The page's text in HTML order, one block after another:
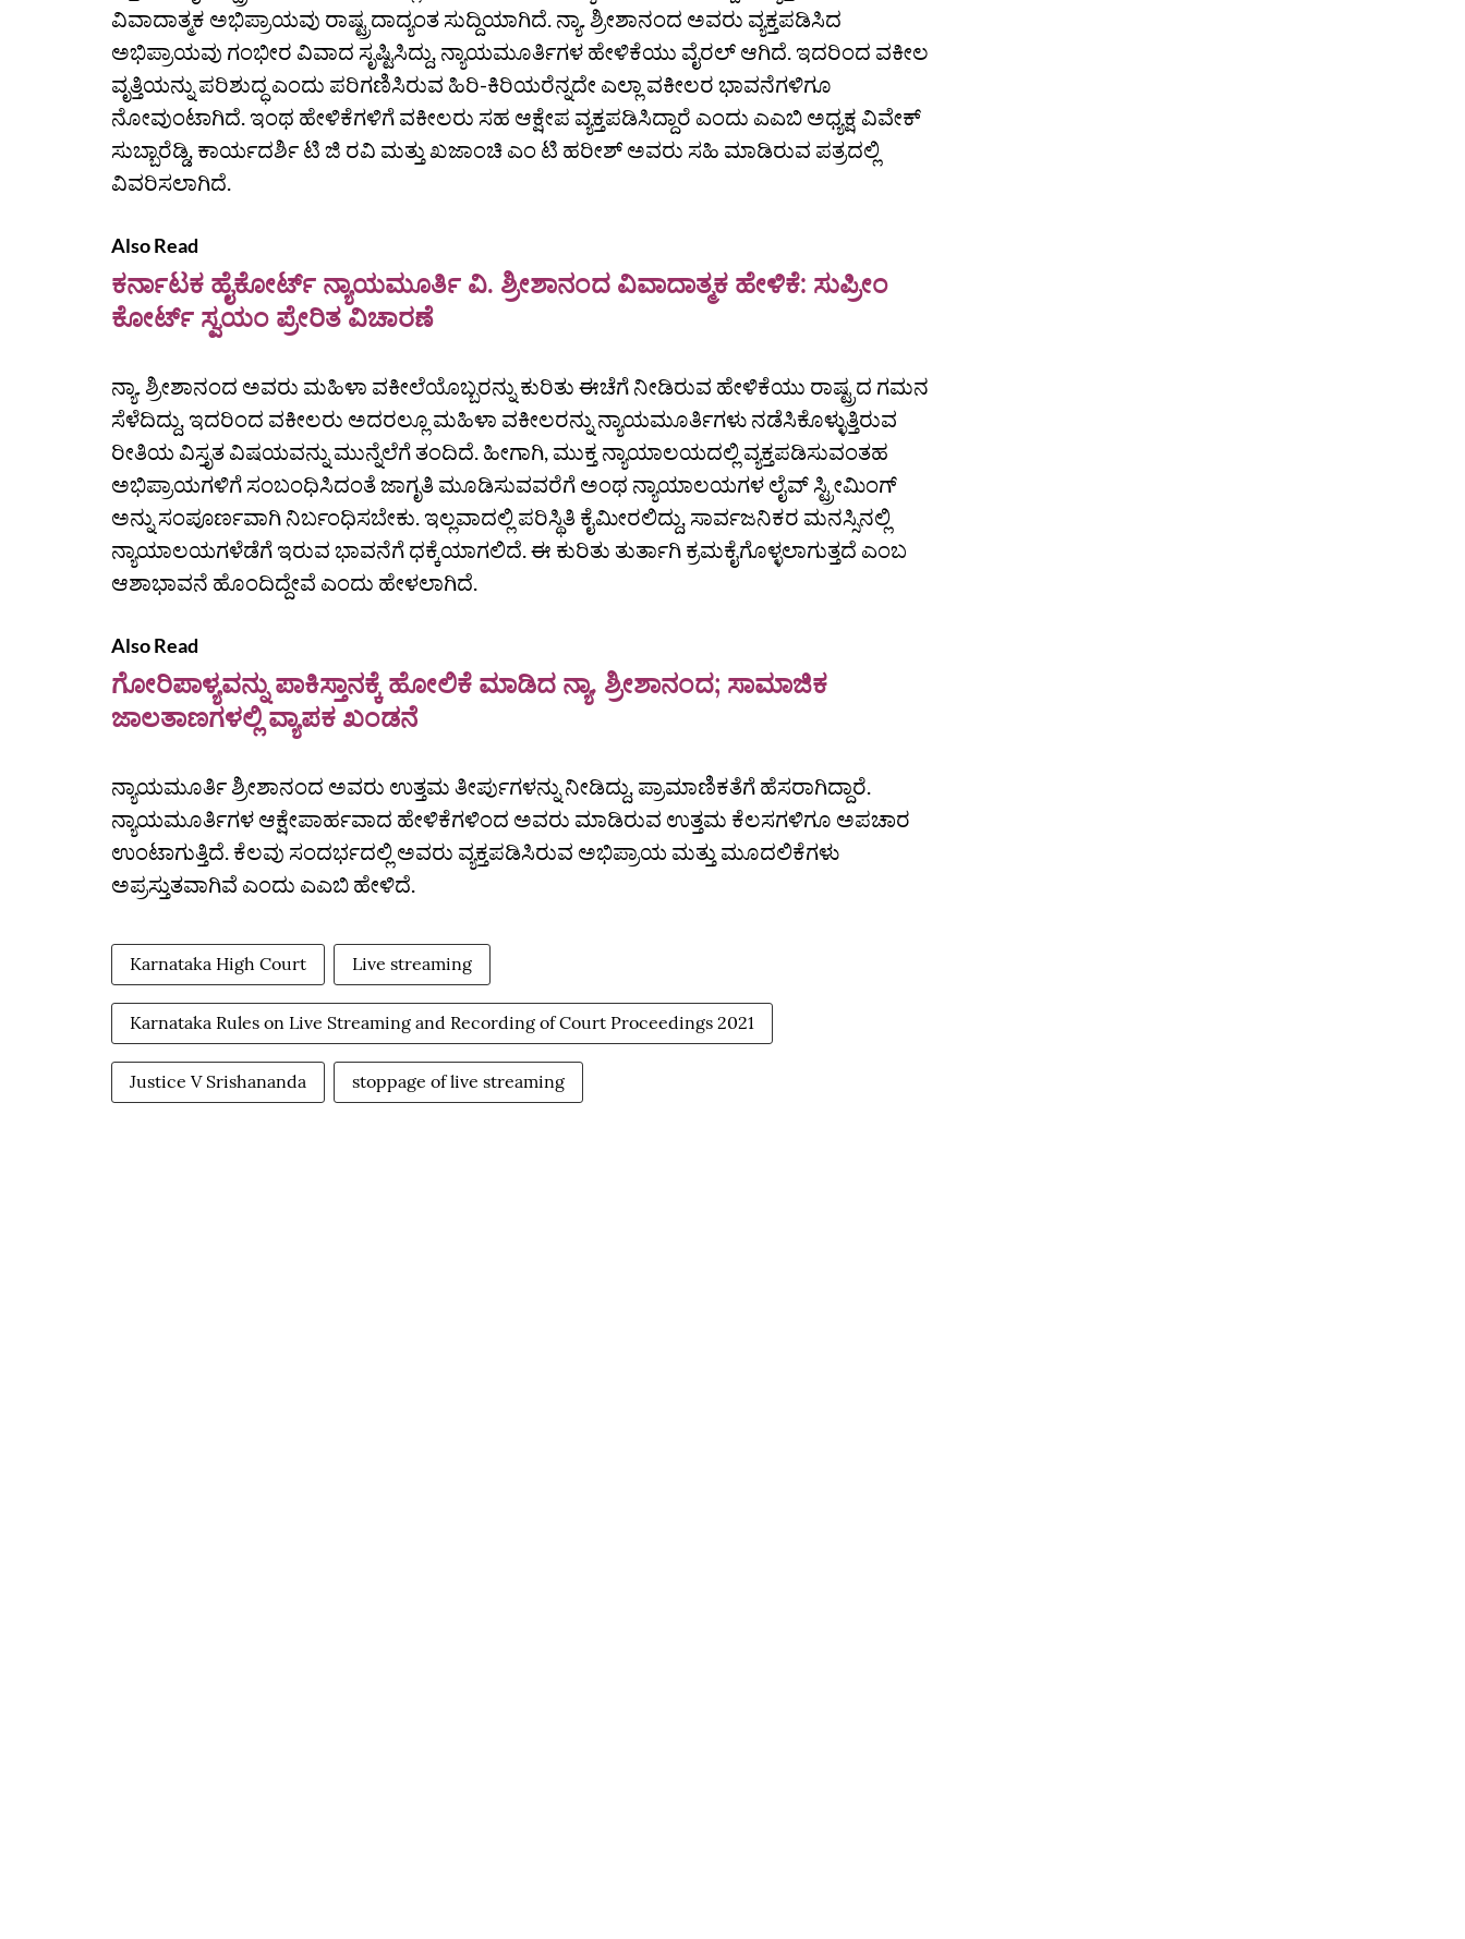
ವಿವಾದಾತ್ಮಕ ಅಭಿಪ್ರಾಯವು ರಾಷ್ಟ್ರದಾದ್ಯಂತ ಸುದ್ದಿಯಾಗಿದೆ. ನ್ಯಾ. ಶ್ರೀಶಾನಂದ ಅವರು ವ್ಯಕ್ತಪಡಿಸಿದ
ಅಭಿಪ್ರಾಯವು ಗಂಭೀರ ವಿವಾದ ಸೃಷ್ಟಿಸಿದ್ದು, ನ್ಯಾಯಮೂರ್ತಿಗಳ ಹೇಳಿಕೆಯು ವೈರಲ್‌ ಆಗಿದೆ. ಇದರಿಂದ ವಕೀಲ
ವೃತ್ತಿಯನ್ನು ಪರಿಶುದ್ಧ ಎಂದು ಪರಿಗಣಿಸಿರುವ ಹಿರಿ-ಕಿರಿಯರೆನ್ನದೇ ಎಲ್ಲಾ ವಕೀಲರ ಭಾವನೆಗಳಿಗೂ
ನೋವುಂಟಾಗಿದೆ. ಇಂಥ ಹೇಳಿಕೆಗಳಿಗೆ ವಕೀಲರು ಸಹ ಆಕ್ಷೇಪ ವ್ಯಕ್ತಪಡಿಸಿದ್ದಾರೆ ಎಂದು ಎಎಬಿ ಅಧ್ಯಕ್ಷ ವಿವೇಕ್‌
ಸುಬ್ಬಾರೆಡ್ಡಿ, ಕಾರ್ಯದರ್ಶಿ ಟಿ ಜಿ ರವಿ ಮತ್ತು ಖಜಾಂಚಿ ಎಂ ಟಿ ಹರೀಶ್‌ ಅವರು ಸಹಿ ಮಾಡಿರುವ ಪತ್ರದಲ್ಲಿ
ವಿವರಿಸಲಾಗಿದೆ.
Also Read
ಕರ್ನಾಟಕ ಹೈಕೋರ್ಟ್ ನ್ಯಾಯಮೂರ್ತಿ ವಿ. ಶ್ರೀಶಾನಂದ ವಿವಾದಾತ್ಮಕ ಹೇಳಿಕೆ: ಸುಪ್ರೀಂ
ಕೋರ್ಟ್‌ ಸ್ವಯಂ ಪ್ರೇರಿತ ವಿಚಾರಣೆ
ನ್ಯಾ. ಶ್ರೀಶಾನಂದ ಅವರು ಮಹಿಳಾ ವಕೀಲೆಯೊಬ್ಬರನ್ನು ಕುರಿತು ಈಚೆಗೆ ನೀಡಿರುವ ಹೇಳಿಕೆಯು ರಾಷ್ಟ್ರದ ಗಮನ
ಸೆಳೆದಿದ್ದು, ಇದರಿಂದ ವಕೀಲರು ಅದರಲ್ಲೂ ಮಹಿಳಾ ವಕೀಲರನ್ನು ನ್ಯಾಯಮೂರ್ತಿಗಳು ನಡೆಸಿಕೊಳ್ಳುತ್ತಿರುವ
ರೀತಿಯ ವಿಸ್ತೃತ ವಿಷಯವನ್ನು ಮುನ್ನೆಲೆಗೆ ತಂದಿದೆ. ಹೀಗಾಗಿ, ಮುಕ್ತ ನ್ಯಾಯಾಲಯದಲ್ಲಿ ವ್ಯಕ್ತಪಡಿಸುವಂತಹ
ಅಭಿಪ್ರಾಯಗಳಿಗೆ ಸಂಬಂಧಿಸಿದಂತೆ ಜಾಗೃತಿ ಮೂಡಿಸುವವರೆಗೆ ಅಂಥ ನ್ಯಾಯಾಲಯಗಳ ಲೈವ್‌ ಸ್ಟ್ರೀಮಿಂಗ್‌
ಅನ್ನು ಸಂಪೂರ್ಣವಾಗಿ ನಿರ್ಬಂಧಿಸಬೇಕು. ಇಲ್ಲವಾದಲ್ಲಿ ಪರಿಸ್ಥಿತಿ ಕೈಮೀರಲಿದ್ದು, ಸಾರ್ವಜನಿಕರ ಮನಸ್ಸಿನಲ್ಲಿ
ನ್ಯಾಯಾಲಯಗಳೆಡೆಗೆ ಇರುವ ಭಾವನೆಗೆ ಧಕ್ಕೆಯಾಗಲಿದೆ. ಈ ಕುರಿತು ತುರ್ತಾಗಿ ಕ್ರಮಕೈಗೊಳ್ಳಲಾಗುತ್ತದೆ ಎಂಬ
ಆಶಾಭಾವನೆ ಹೊಂದಿದ್ದೇವೆ ಎಂದು ಹೇಳಲಾಗಿದೆ.
Also Read
ಗೋರಿಪಾಳ್ಯವನ್ನು ಪಾಕಿಸ್ತಾನಕ್ಕೆ ಹೋಲಿಕೆ ಮಾಡಿದ ನ್ಯಾ. ಶ್ರೀಶಾನಂದ; ಸಾಮಾಜಿಕ
ಜಾಲತಾಣಗಳಲ್ಲಿ ವ್ಯಾಪಕ ಖಂಡನೆ
ನ್ಯಾಯಮೂರ್ತಿ ಶ್ರೀಶಾನಂದ ಅವರು ಉತ್ತಮ ತೀರ್ಪುಗಳನ್ನು ನೀಡಿದ್ದು, ಪ್ರಾಮಾಣಿಕತೆಗೆ ಹೆಸರಾಗಿದ್ದಾರೆ.
ನ್ಯಾಯಮೂರ್ತಿಗಳ ಆಕ್ಷೇಪಾರ್ಹವಾದ ಹೇಳಿಕೆಗಳಿಂದ ಅವರು ಮಾಡಿರುವ ಉತ್ತಮ ಕೆಲಸಗಳಿಗೂ ಅಪಚಾರ
ಉಂಟಾಗುತ್ತಿದೆ. ಕೆಲವು ಸಂದರ್ಭದಲ್ಲಿ ಅವರು ವ್ಯಕ್ತಪಡಿಸಿರುವ ಅಭಿಪ್ರಾಯ ಮತ್ತು ಮೂದಲಿಕೆಗಳು
ಅಪ್ರಸ್ತುತವಾಗಿವೆ ಎಂದು ಎಎಬಿ ಹೇಳಿದೆ.
Karnataka High Court Live streaming
Karnataka Rules on Live Streaming and Recording of Court Proceedings 2021
Justice V Srishananda stoppage of live streaming